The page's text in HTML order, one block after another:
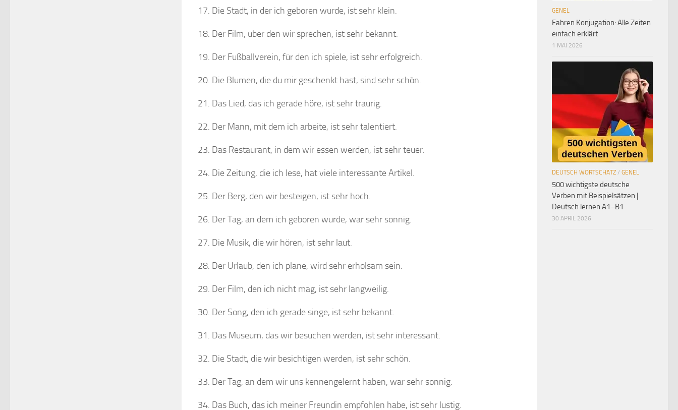
Die Stadt, in der ich geboren wurde, ist sehr klein.
Der Film, über den wir sprechen, ist sehr bekannt.
Der Fußballverein, für den ich spiele, ist sehr erfolgreich.
Die Blumen, die du mir geschenkt hast, sind sehr schön.
Das Lied, das ich gerade höre, ist sehr traurig.
Der Mann, mit dem ich arbeite, ist sehr talentiert.
Das Restaurant, in dem wir essen werden, ist sehr teuer.
Die Zeitung, die ich lese, hat viele interessante Artikel.
Der Berg, den wir besteigen, ist sehr hoch.
Der Tag, an dem ich geboren wurde, war sehr sonnig.
Die Musik, die wir hören, ist sehr laut.
Der Urlaub, den ich plane, wird sehr erholsam sein.
Der Film, den ich nicht mag, ist sehr langweilig.
Der Song, den ich gerade singe, ist sehr bekannt.
Das Museum, das wir besuchen werden, ist sehr interessant.
Die Stadt, die wir besichtigen werden, ist sehr schön.
Der Tag, an dem wir uns kennengelernt haben, war sehr sonnig.
Das Buch, das ich meiner Freundin empfohlen habe, ist sehr lustig.
GENEL
Fahren Konjugation: Alle Zeiten
einfach erklärt
1 MAI 2026
DEUTSCH WORTSCHATZ / GENEL
500 wichtigste deutsche
Verben mit Beispielsätzen |
Deutsch lernen A1–B1
30 APRIL 2026